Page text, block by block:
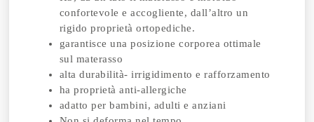
confortevole e accogliente, dall’altro un
rigido proprietà ortopediche.
garantisce una posizione corporea ottimale
sul materasso
alta durabilità- irrigidimento e rafforzamento
ha proprietà anti-allergiche
adatto per bambini, adulti e anziani